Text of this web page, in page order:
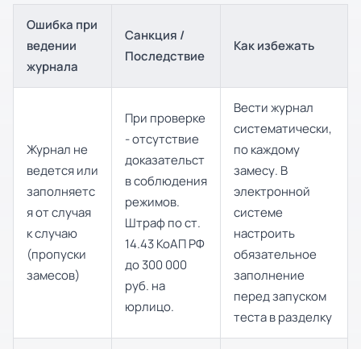
Ошибка при
ведении
журнала
Санкция /
Последствие
Как избежать
Журнал не
ведется или
заполняетс
я от случая
к случаю
(пропуски
замесов)
При проверке
- отсутствие
доказательст
в соблюдения
режимов.
Штраф по ст.
14.43 КоАП РФ
до 300 000
руб. на
юрлицо.
Вести журнал
систематически,
по каждому
замесу. В
электронной
системе
настроить
обязательное
заполнение
перед запуском
теста в разделку